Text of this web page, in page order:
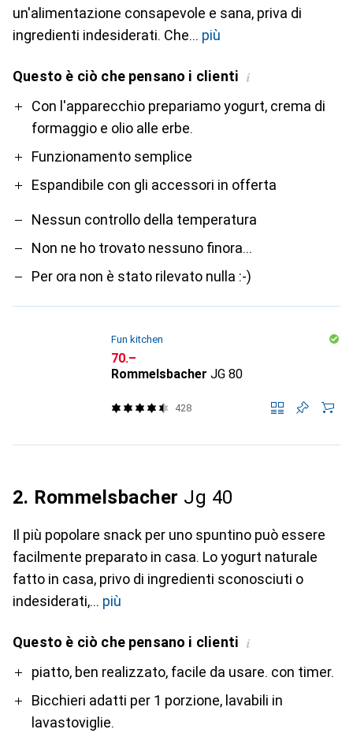
un'alimentazione consapevole e sana, priva di
ingredienti indesiderati. Che
più
Questo è ciò che pensano i clienti i
ProCon l'apparecchio prepariamo yogurt, crema di
formaggio e olio alle erbe.
Funzionamento semplice
Espandibile con gli accessori in offerta
Contro
Nessun controllo della temperatura
Non ne ho trovato nessuno finora...
Per ora non è stato rilevato nulla :-)
Fun kitchen
CHF
70.–
Rommelsbacher JG 80
428
2. Rommelsbacher Jg 40
Il più popolare snack per uno spuntino può essere
facilmente preparato in casa. Lo yogurt naturale
fatto in casa, privo di ingredienti sconosciuti o
indesiderati,
più
Questo è ciò che pensano i clienti i
Propiatto, ben realizzato, facile da usare. con timer.
Bicchieri adatti per 1 porzione, lavabili in
lavastoviglie.
Contro